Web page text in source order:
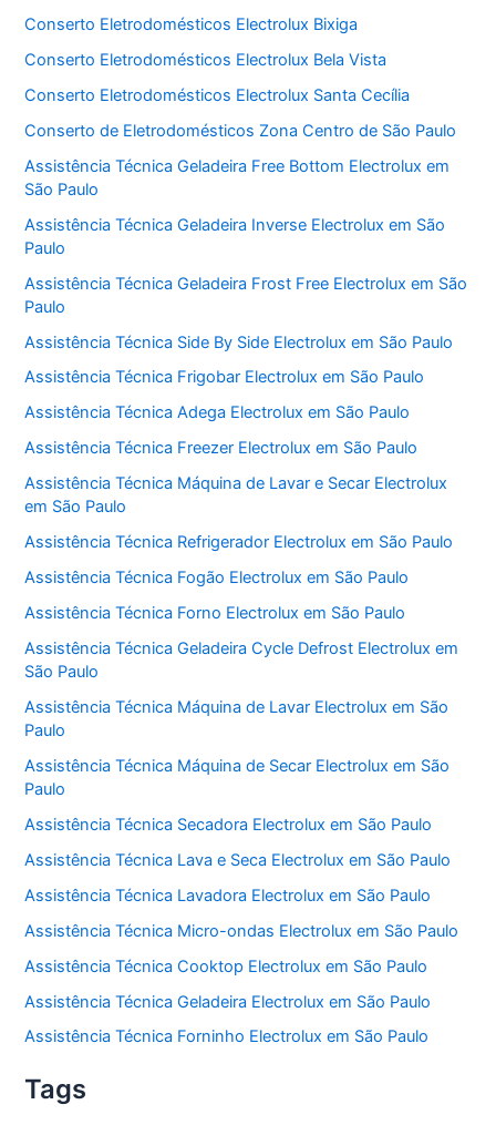
Conserto Eletrodomésticos Electrolux Bixiga
Conserto Eletrodomésticos Electrolux Bela Vista
Conserto Eletrodomésticos Electrolux Santa Cecília
Conserto de Eletrodomésticos Zona Centro de São Paulo
Assistência Técnica Geladeira Free Bottom Electrolux em
São Paulo
Assistência Técnica Geladeira Inverse Electrolux em São
Paulo
Assistência Técnica Geladeira Frost Free Electrolux em São
Paulo
Assistência Técnica Side By Side Electrolux em São Paulo
Assistência Técnica Frigobar Electrolux em São Paulo
Assistência Técnica Adega Electrolux em São Paulo
Assistência Técnica Freezer Electrolux em São Paulo
Assistência Técnica Máquina de Lavar e Secar Electrolux
em São Paulo
Assistência Técnica Refrigerador Electrolux em São Paulo
Assistência Técnica Fogão Electrolux em São Paulo
Assistência Técnica Forno Electrolux em São Paulo
Assistência Técnica Geladeira Cycle Defrost Electrolux em
São Paulo
Assistência Técnica Máquina de Lavar Electrolux em São
Paulo
Assistência Técnica Máquina de Secar Electrolux em São
Paulo
Assistência Técnica Secadora Electrolux em São Paulo
Assistência Técnica Lava e Seca Electrolux em São Paulo
Assistência Técnica Lavadora Electrolux em São Paulo
Assistência Técnica Micro-ondas Electrolux em São Paulo
Assistência Técnica Cooktop Electrolux em São Paulo
Assistência Técnica Geladeira Electrolux em São Paulo
Assistência Técnica Forninho Electrolux em São Paulo
Tags